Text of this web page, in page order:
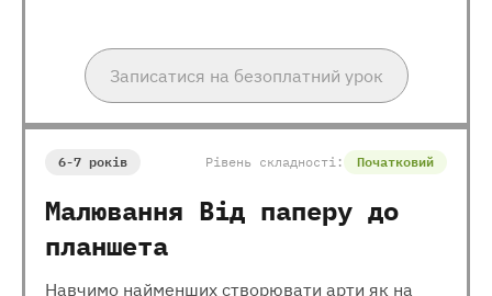
Записатися на безоплатний урок
6-7 років Рівень складності: Початковий
Малювання Від паперу до
планшета
Навчимо найменших створювати арти як на